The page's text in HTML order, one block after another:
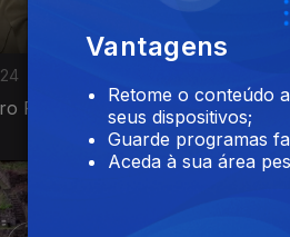
Pontilha Museu
Vantagens
Retome o conteúdo
seus dispositivos;
Guarde programas
Aceda à sua área